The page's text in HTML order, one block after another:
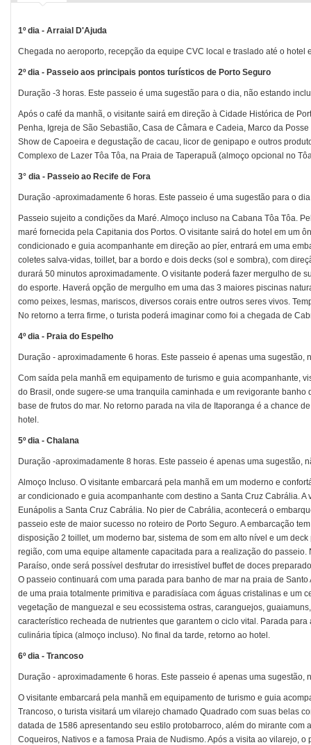
1º dia - Arraial D'Ajuda
Chegada no aeroporto, recepção da equipe CVC local e traslado até o hotel
2º dia - Passeio aos principais pontos turísticos de Porto Seguro
Duração -3 horas. Este passeio é uma sugestão para o dia, não estando
Após o café da manhã, o visitante sairá em direção à Cidade Histórica de
Penha, Igreja de São Sebastião, Casa de Câmara e Cadeia, Marco da
Show de Capoeira e degustação de cacau, licor de genipapo e outros
Complexo de Lazer Tôa Tôa, na Praia de Taperapuã (almoço opcional no
3° dia - Passeio ao Recife de Fora
Duração -aproximadamente 6 horas. Este passeio é uma sugestão para o
Passeio sujeito a condições da Maré. Almoço incluso na Cabana Tôa Tôa.
maré fornecida pela Capitania dos Portos. O visitante sairá do hotel em um
condicionado e guia acompanhante em direção ao píer, entrará em uma
coletes salva-vidas, toillet, bar a bordo e dois decks (sol e sombra), com
durará 50 minutos aproximadamente. O visitante poderá fazer mergulho de
do esporte. Haverá opção de mergulho em uma das 3 maiores piscinas
como peixes, lesmas, mariscos, diversos corais entre outros seres vivos.
No retorno a terra firme, o turista poderá imaginar como foi a chegada de
4º dia - Praia do Espelho
Duração - aproximadamente 6 horas. Este passeio é apenas uma sugestão,
Com saída pela manhã em equipamento de turismo e guia acompanhante,
do Brasil, onde sugere-se uma tranquila caminhada e um revigorante banho
base de frutos do mar. No retorno parada na vila de Itaporanga é a chance
hotel.
5º dia - Chalana
Duração -aproximadamente 8 horas. Este passeio é apenas uma sugestão,
Almoço Incluso. O visitante embarcará pela manhã em um moderno e
ar condicionado e guia acompanhante com destino a Santa Cruz Cabrália.
Eunápolis a Santa Cruz Cabrália. No pier de Cabrália, acontecerá o
passeio este de maior sucesso no roteiro de Porto Seguro. A embarcação
disposição 2 toillet, um moderno bar, sistema de som em alto nível e um
região, com uma equipe altamente capacitada para a realização do
Paraíso, onde será possível desfrutar do irresistível buffet de doces
O passeio continuará com uma parada para banho de mar na praia de
de uma praia totalmente primitiva e paradisíaca com águas cristalinas e um
vegetação de manguezal e seu ecossistema ostras, caranguejos,
característico recheada de nutrientes que garantem o ciclo vital. Parada
culinária típica (almoço incluso). No final da tarde, retorno ao hotel.
6º dia - Trancoso
Duração - aproximadamente 6 horas. Este passeio é apenas uma sugestão,
O visitante embarcará pela manhã em equipamento de turismo e guia
Trancoso, o turista visitará um vilarejo chamado Quadrado com suas belas
datada de 1586 apresentando seu estilo protobarroco, além do mirante com
Coqueiros, Nativos e a famosa Praia de Nudismo. Após a visita ao vilarejo,